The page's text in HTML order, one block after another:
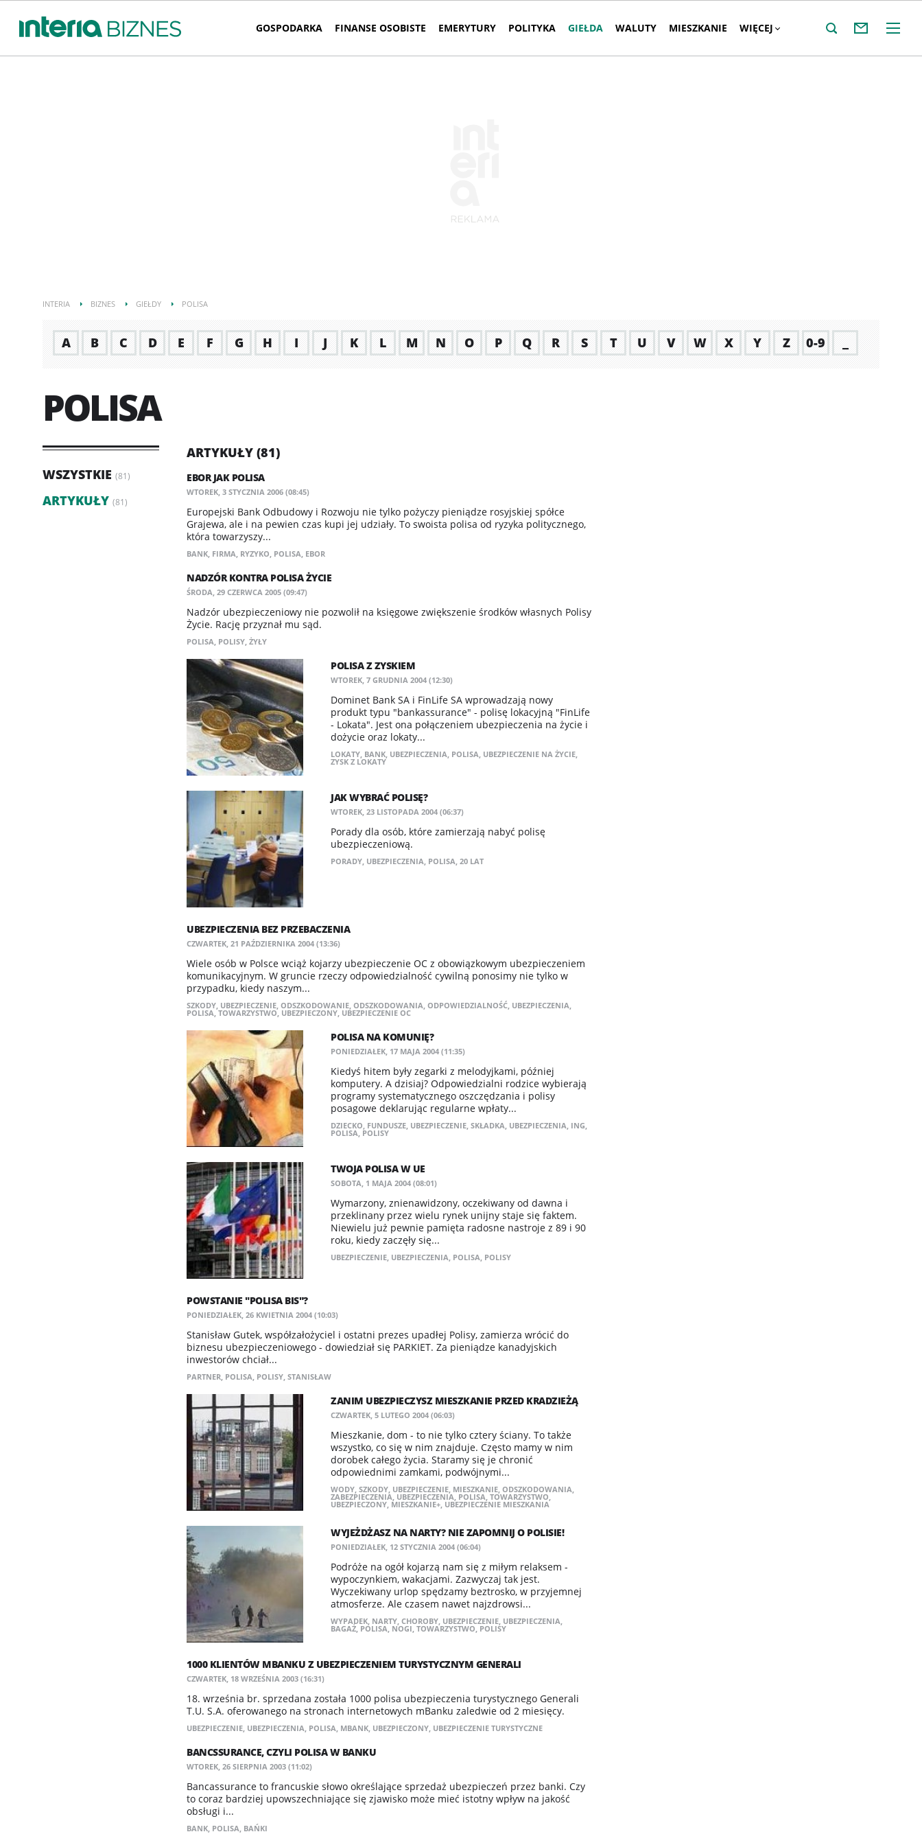
GOSPODARKA FINANSE OSOBISTE EMERYTURY POLITYKA GIEŁDA WALUTY MIESZKANIE WIĘCEJ
INTERIA BIZNES GIEŁDY POLISA
A B C D E F G H I J K L M N O P Q R S T U V W X Y Z 0-9
POLISA
WSZYSTKIE (81)
ARTYKUŁY (81)
ARTYKUŁY (81)
EBOR JAK POLISA
WTOREK, 3 STYCZNIA 2006 (08:45)
Europejski Bank Odbudowy i Rozwoju nie tylko pożyczy pieniądze rosyjskiej spółce
Grajewa, ale i na pewien czas kupi jej udziały. To swoista polisa od ryzyka politycznego,
która towarzyszy...
BANK, FIRMA, RYZYKO, POLISA, EBOR
NADZÓR KONTRA POLISA ŻYCIE
ŚRODA, 29 CZERWCA 2005 (09:47)
Nadzór ubezpieczeniowy nie pozwolił na księgowe zwiększenie środków własnych Polisy
Życie. Rację przyznał mu sąd.
POLISA, POLISY, ŻYŁY
POLISA Z ZYSKIEM
WTOREK, 7 GRUDNIA 2004 (12:30)
Dominet Bank SA i FinLife SA wprowadzają nowy
produkt typu "bankassurance" - polisę lokacyjną "FinLife
- Lokata". Jest ona połączeniem ubezpieczenia na życie i
dożycie oraz lokaty...
LOKATY, BANK, UBEZPIECZENIA, POLISA, UBEZPIECZENIE NA ŻYCIE,
ZYSK Z LOKATY
JAK WYBRAĆ POLISĘ?
WTOREK, 23 LISTOPADA 2004 (06:37)
Porady dla osób, które zamierzają nabyć polisę
ubezpieczeniową.
PORADY, UBEZPIECZENIA, POLISA, 20 LAT
UBEZPIECZENIA BEZ PRZEBACZENIA
CZWARTEK, 21 PAŹDZIERNIKA 2004 (13:36)
Wiele osób w Polsce wciąż kojarzy ubezpieczenie OC z obowiązkowym ubezpieczeniem
komunikacyjnym. W gruncie rzeczy odpowiedzialność cywilną ponosimy nie tylko w
przypadku, kiedy naszym...
SZKODY, UBEZPIECZENIE, ODSZKODOWANIE, ODSZKODOWANIA, ODPOWIEDZIALNOŚĆ, UBEZPIECZENIA,
POLISA,TOWARZYSTWO, UBEZPIECZONY, UBEZPIECZENIE OC
POLISA NA KOMUNIĘ?
PONIEDZIAŁEK, 17 MAJA 2004 (11:35)
Kiedyś hitem były zegarki z melodyjkami, później
komputery. A dzisiaj? Odpowiedzialni rodzice wybierają
programy systematycznego oszczędzania i polisy
posagowe deklarując regularne wpłaty...
DZIECKO, FUNDUSZE, UBEZPIECZENIE, SKŁADKA, UBEZPIECZENIA, ING,
POLISA, POLISY
TWOJA POLISA W UE
SOBOTA, 1 MAJA 2004 (08:01)
Wymarzony, znienawidzony, oczekiwany od dawna i
przeklinany przez wielu rynek unijny staje się faktem.
Niewielu już pewnie pamięta radosne nastroje z 89 i 90
roku, kiedy zaczęły się...
UBEZPIECZENIE, UBEZPIECZENIA, POLISA, POLISY
POWSTANIE "POLISA BIS"?
PONIEDZIAŁEK, 26 KWIETNIA 2004 (10:03)
Stanisław Gutek, współzałożyciel i ostatni prezes upadłej Polisy, zamierza wrócić do
biznesu ubezpieczeniowego - dowiedział się PARKIET. Za pieniądze kanadyjskich
inwestorów chciał...
PARTNER, POLISA, POLISY, STANISŁAW
ZANIM UBEZPIECZYSZ MIESZKANIE PRZED KRADZIEŻĄ
CZWARTEK, 5 LUTEGO 2004 (06:03)
Mieszkanie, dom - to nie tylko cztery ściany. To także
wszystko, co się w nim znajduje. Często mamy w nim
dorobek całego życia. Staramy się je chronić
odpowiednimi zamkami, podwójnymi...
WODY, SZKODY, UBEZPIECZENIE, MIESZKANIE, ODSZKODOWANIA,
ZABEZPIECZENIA, UBEZPIECZENIA, POLISA, TOWARZYSTWO,
UBEZPIECZONY, MIESZKANIE+, UBEZPIECZENIE MIESZKANIA
WYJEŻDŻASZ NA NARTY? NIE ZAPOMNIJ O POLISIE!
PONIEDZIAŁEK, 12 STYCZNIA 2004 (06:04)
Podróże na ogół kojarzą nam się z miłym relaksem -
wypoczynkiem, wakacjami. Zazwyczaj tak jest.
Wyczekiwany urlop spędzamy beztrosko, w przyjemnej
atmosferze. Ale czasem nawet najzdrowsi...
WYPADEK, NARTY, CHOROBY, UBEZPIECZENIE, UBEZPIECZENIA,
BAGAŻ, POLISA, NOGI, TOWARZYSTWO, POLISY
1000 KLIENTÓW MBANKU Z UBEZPIECZENIEM TURYSTYCZNYM GENERALI
CZWARTEK, 18 WRZEŚNIA 2003 (16:31)
18. września br. sprzedana została 1000 polisa ubezpieczenia turystycznego Generali
T.U. S.A. oferowanego na stronach internetowych mBanku zaledwie od 2 miesięcy.
UBEZPIECZENIE, UBEZPIECZENIA, POLISA, MBANK, UBEZPIECZONY, UBEZPIECZENIE TURYSTYCZNE
BANCSSURANCE, CZYLI POLISA W BANKU
WTOREK, 26 SIERPNIA 2003 (11:02)
Bancassurance to francuskie słowo określające sprzedaż ubezpieczeń przez banki. Czy
to coraz bardziej upowszechniające się zjawisko może mieć istotny wpływ na jakość
obsługi i...
BANK, POLISA, BAŃKI